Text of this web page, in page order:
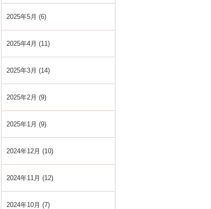
2025年5月 (6)
2025年4月 (11)
2025年3月 (14)
2025年2月 (9)
2025年1月 (9)
2024年12月 (10)
2024年11月 (12)
2024年10月 (7)